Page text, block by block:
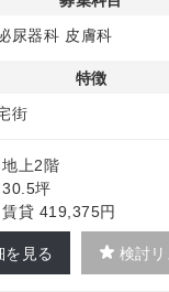
医療研究センター前
です。詳細はお問い
尿器科 皮膚科
特徴
街
地上2階
30.5坪
賃貸 419,375円
を見る 検討